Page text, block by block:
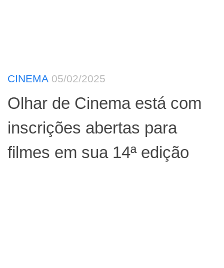
CINEMA 05/02/2025
Olhar de Cinema está com
inscrições abertas para
filmes em sua 14ª edição